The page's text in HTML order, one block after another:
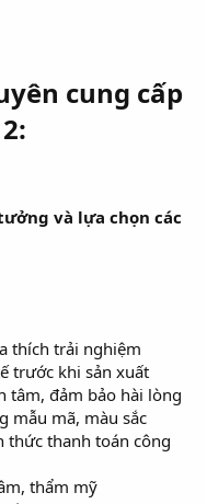
cung cấp
và lựa chọn các
thích trải nghiệm
trước khi sản xuất
tâm, đảm bảo hài lòng
mẫu mã, màu sắc
thức thanh toán công
thẩm mỹ